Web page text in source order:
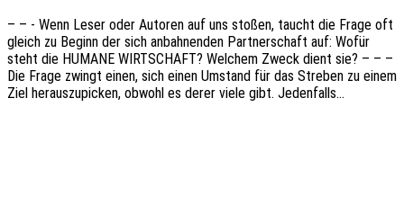
– – - Wenn Leser oder Autoren auf uns stoßen, taucht die Frage oft
gleich zu Beginn der sich anbah­nen­den Part­ner­schaft auf: Wofür
steht die HUMANE WIRTSCHAFT? Welchem Zweck dient sie? – – –
Die Frage zwingt einen, sich einen Umstand für das Stre­ben zu einem
Ziel heraus­zu­pi­cken, obwohl es derer viele gibt. Jedenfalls…